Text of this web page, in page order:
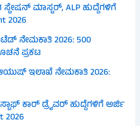
ಸ್ಟೇಷನ್ ಮಾಸ್ಟರ್, ALP ಹುದ್ದೆಗಳಿಗೆ
2026
ನೇಮಕಾತಿ 2026: 500
ಪ್ರಕಟ
ಇಲಾಖೆ ನೇಮಕಾತಿ 2026:
ಕಾರ್ ಡ್ರೈವರ್ ಹುದ್ದೆಗಳಿಗೆ ಅರ್ಜಿ
2026